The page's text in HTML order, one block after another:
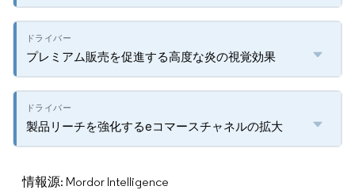
プレミアム販売を促進する高度な炎の視覚効果
製品リーチを強化するeコマースチャネルの拡大
情報源: Mordor Intelligence